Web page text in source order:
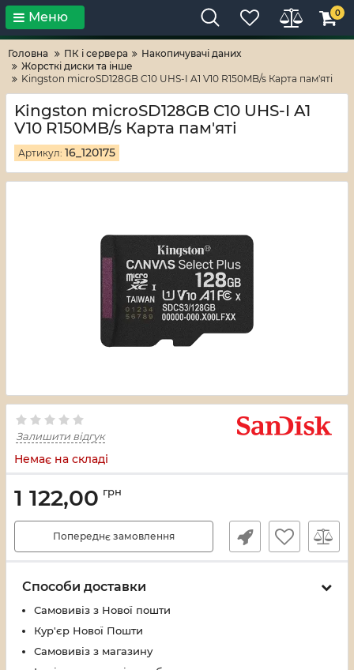
Тільки високі технології! RV-ZAFT
Меню 0
Головна ПК і сервера
Накопичувачі даних
Жорсткі диски та інше
Kingston microSD128GB C10 UHS-I A1 V10 R150MB/s Карта пам'яті
Kingston microSD128GB C10 UHS-I A1
V10 R150MB/s Карта пам'яті
Артикул: 16_120175
Залишити відгук
Немає на складі
1 122,00 грн
Попереднє замовлення
Способи доставки
Самовивіз з Нової пошти
Кур'єр Нової Пошти
Самовивіз з магазину